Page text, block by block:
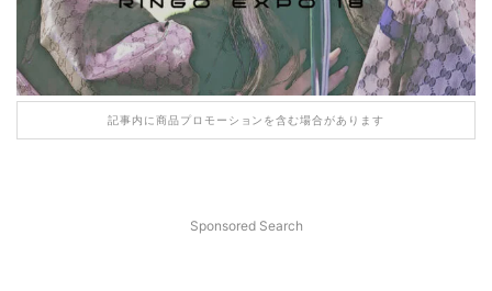
記事内に商品プロモーションを含む場合があります
Sponsored Search